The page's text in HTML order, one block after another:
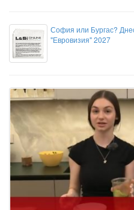
София или Бургас?
"Евровизия" 2027